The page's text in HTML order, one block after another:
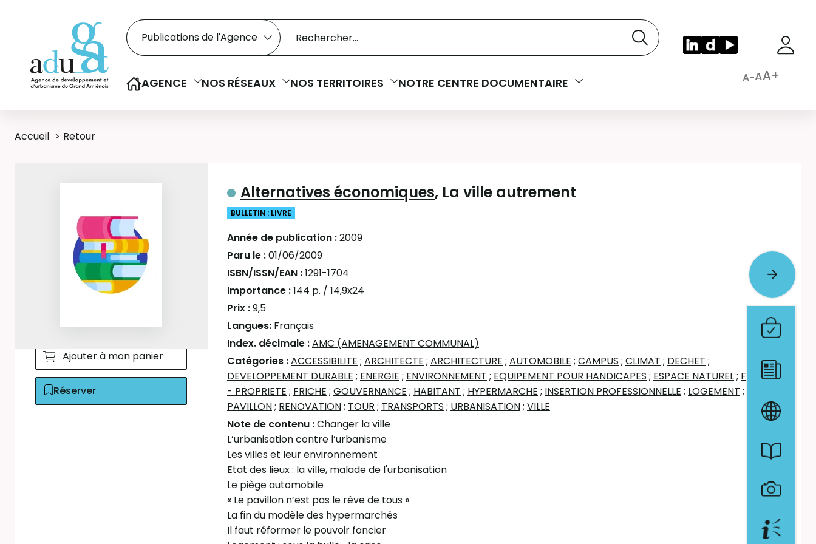
Rechercher dans le catalogue
Recherche
Sélectionner le type de la recherche
AGENCE NOS RÉSEAUX NOS TERRITOIRES NOTRE CENTRE DOCUMENTAIRE A-AA+
Accueil Retour
Ajouter à mon panier
Réserver
Alternatives économiques, La ville autrement
BULLETIN : LIVRE
Année de publication :2009
Paru le :01/06/2009
ISBN/ISSN/EAN :1291-1704
Importance :144 p. / 14,9x24
Prix :9,5
Langues: Français
Index. décimale :AMC (AMENAGEMENT COMMUNAL)
Catégories :ACCESSIBILITE ; ARCHITECTE ; ARCHITECTURE ; AUTOMOBILE ; CAMPUS ; CLIMAT ; DECHET ;
DEVELOPPEMENT DURABLE ; ENERGIE ; ENVIRONNEMENT ; EQUIPEMENT POUR HANDICAPES ; ESPACE NATUREL; FONCIER
- PROPRIETE ; FRICHE ; GOUVERNANCE ; HABITANT ; HYPERMARCHE ; INSERTION PROFESSIONNELLE ; LOGEMENT ;
PAVILLON; RENOVATION; TOUR ; TRANSPORTS ; URBANISATION; VILLE
Note de contenu :Changer la ville
L’urbanisation contre l’urbanisme
Les villes et leur environnement
Etat des lieux : la ville, malade de l'urbanisation
Le piège automobile
« Le pavillon n’est pas le rêve de tous »
La fin du modèle des hypermarchés
Il faut réformer le pouvoir foncier